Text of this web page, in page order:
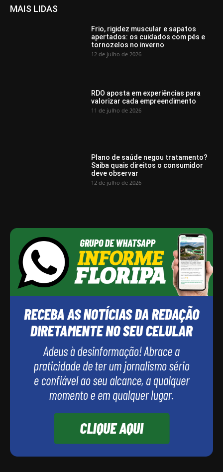
MAIS LIDAS
Frio, rigidez muscular e sapatos
apertados: os cuidados com pés e
tornozelos no inverno
12 de julho de 2026
RDO aposta em experiências para
valorizar cada empreendimento
11 de julho de 2026
Plano de saúde negou tratamento?
Saiba quais direitos o consumidor
deve observar
12 de julho de 2026